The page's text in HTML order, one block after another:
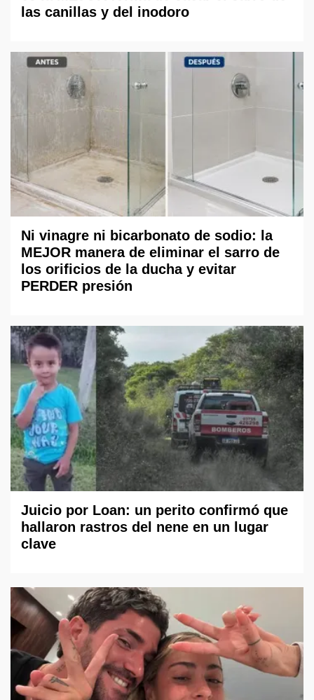
las canillas y del inodoro
Ni vinagre ni bicarbonato de sodio: la
MEJOR manera de eliminar el sarro de
los orificios de la ducha y evitar
PERDER presión
Juicio por Loan: un perito confirmó que
hallaron rastros del nene en un lugar
clave